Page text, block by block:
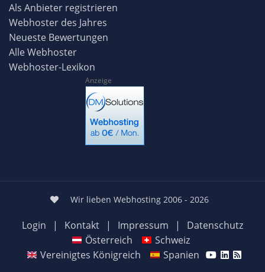
Als Anbieter registrieren
Webhoster des Jahres
Neueste Bewertungen
Alle Webhoster
Webhoster-Lexikon
Anzeige
Wir lieben Webhosting 2006 - 2026
Login | Kontakt | Impressum |
Datenschutz
Österreich
Schweiz
Vereinigtes Königreich
Spanien